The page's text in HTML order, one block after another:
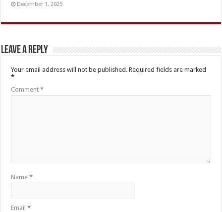
December 1, 2025
Leave a Reply
Your email address will not be published. Required fields are marked
*
Comment*
Name*
Email*